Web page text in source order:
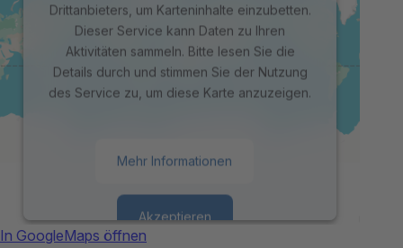
Drittanbieters, um Karteninhalte einzubetten.
Dieser Service kann Daten zu Ihren
Aktivitäten sammeln. Bitte lesen Sie die
Details durch und stimmen Sie der Nutzung
des Service zu, um diese Karte anzuzeigen.
Mehr Informationen
Akzeptieren
In GoogleMaps öffnen